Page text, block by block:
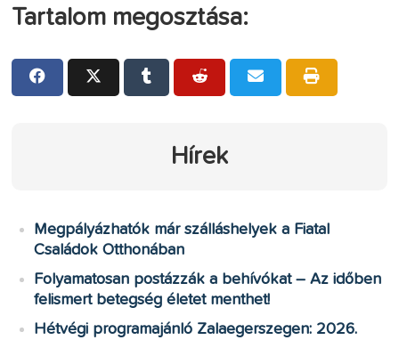
Tartalom megosztása:
Hírek
Megpályázhatók már szálláshelyek a Fiatal
Családok Otthonában
Folyamatosan postázzák a behívókat – Az időben
felismert betegség életet menthet!
Hétvégi programajánló Zalaegerszegen: 2026.